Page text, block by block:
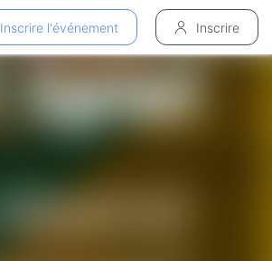
Inscrire l'événement Inscrire